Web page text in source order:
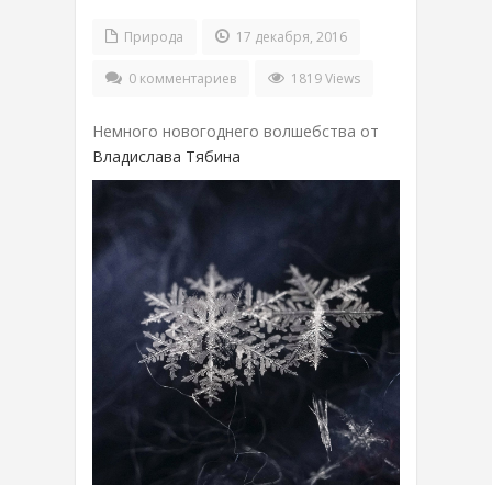
Природа 17 декабря, 2016
0 комментариев 1819 Views
Немного новогоднего волшебства от
Владислава Тябина